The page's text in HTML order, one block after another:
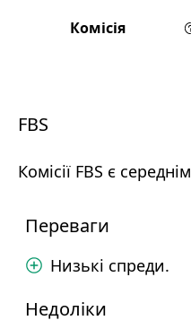
Комісія
FBS
Комісії FBS є
Переваги
Низькі спреди.
Недоліки